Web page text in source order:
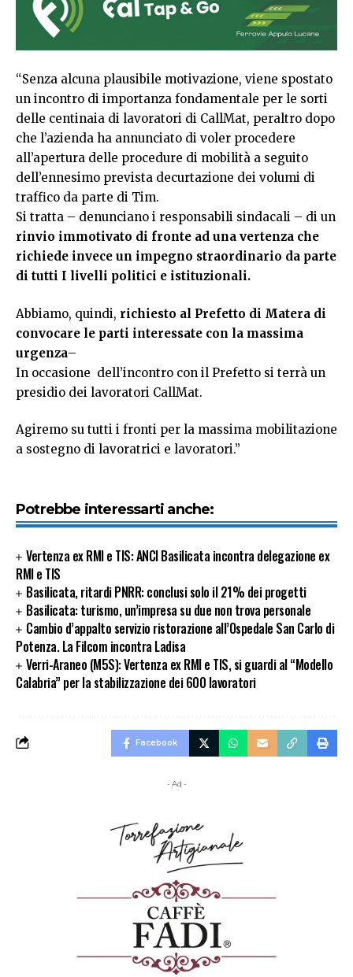
“Senza alcuna plausibile motivazione, viene spostato
un incontro di importanza fondamentale per le sorti
delle centinaia di lavoratori di CallMat, peraltro dopo
che l’azienda ha annunciato di voler procedere
all’apertura delle procedure di mobilità a seguito
dell’ennesimo prevista decurtazione dei volumi di
traffico da parte di Tim.
Si tratta – denunciano i responsabili sindacali – di un
rinvio immotivato di fronte ad una vertenza che
richiede invece un impegno straordinario da parte
di tutti I livelli politici e istituzionali.
Abbiamo, quindi, richiesto al Prefetto di Matera di
convocare le parti interessate con la massima
urgenza–
In occasione dell’incontro con il Prefetto si terrà un
presidio dei lavoratori CallMat.
Agiremo su tutti i fronti per la massima mobilitazione
a sostegno di lavoratrici e lavoratori.”
Potrebbe interessarti anche:
Vertenza ex RMI e TIS: ANCI Basilicata incontra delegazione ex
RMI e TIS
Basilicata, ritardi PNRR: conclusi solo il 21% dei progetti
Basilicata: turismo, un’impresa su due non trova personale
Cambio d’appalto servizio ristorazione all’Ospedale San Carlo di
Potenza. La Filcom incontra Ladisa
Verri-Araneo (M5S): Vertenza ex RMI e TIS, si guardi al “Modello
Calabria” per la stabilizzazione dei 600 lavoratori
Facebook
- Ad -